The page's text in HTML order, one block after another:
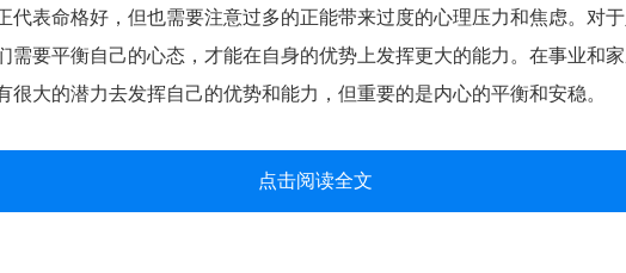
代表命格好，但也需要注意过多的正能带来过度的心理压力和焦虑。对
需要平衡自己的心态，才能在自身的优势上发挥更大的能力。在事业和
很大的潜力去发挥自己的优势和能力，但重要的是内心的平衡和安稳。
点击阅读全文